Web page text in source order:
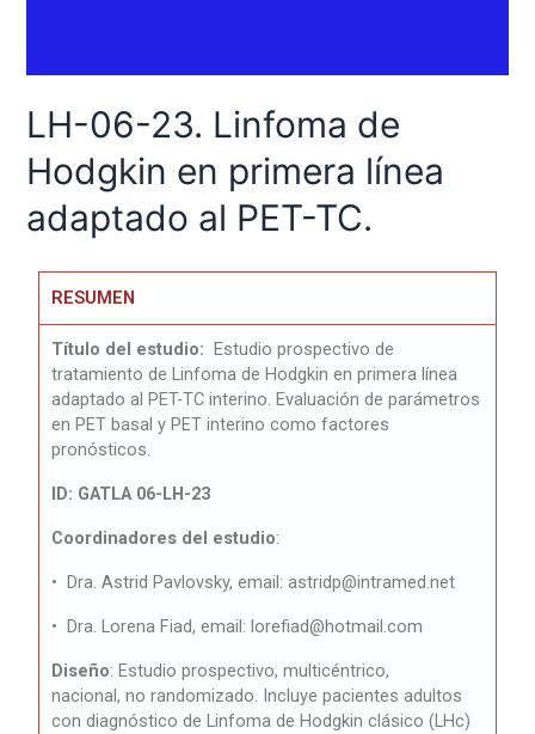
LH-06-23. Linfoma de
Hodgkin en primera línea
adaptado al PET-TC.
RESUMEN
Título del estudio: Estudio prospectivo de
tratamiento de Linfoma de Hodgkin en primera línea
adaptado al PET-TC interino. Evaluación de parámetros
en PET basal y PET interino como factores
pronósticos.
ID: GATLA 06-LH-23
Coordinadores del estudio:
• Dra.Astrid Pavlovsky, email:astridp@intramed.net
• Dra. Lorena Fiad, email:lorefiad@hotmail.com
Diseño:Estudio prospectivo, multicéntrico,
nacional,no randomizado. Incluye pacientes adultos
con diagnóstico de Linfoma de Hodgkinclásico (LHc)